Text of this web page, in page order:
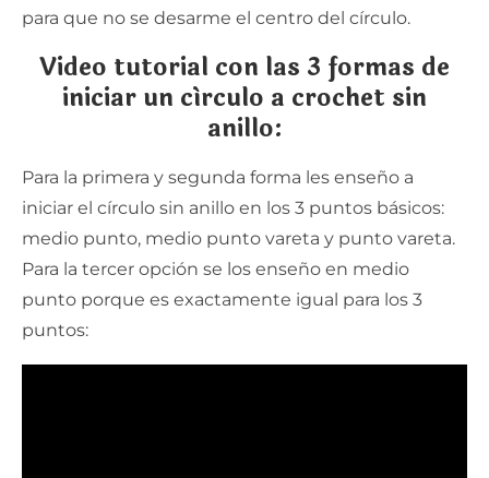
para que no se desarme el centro del círculo.
Video tutorial con las 3 formas de
iniciar un círculo a crochet sin
anillo:
Para la primera y segunda forma les enseño a
iniciar el círculo sin anillo en los 3 puntos básicos:
medio punto, medio punto vareta y punto vareta.
Para la tercer opción se los enseño en medio
punto porque es exactamente igual para los 3
puntos: